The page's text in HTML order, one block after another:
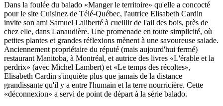
Dans la foulée du balado «Manger le territoire» qu'elle a concocté
pour le site Cuisinez de Télé-Québec, l'autrice Elisabeth Cardin
invite son ami Samuel Laliberté à cueillir de l'ail des bois, près de
chez elle, dans Lanaudière. Une promenade en toute simplicité, où
petites plantes et grandes réflexions mènent à une savoureuse salade.
Anciennement propriétaire du réputé (mais aujourd'hui fermé)
restaurant Manitoba, à Montréal, et autrice des livres «L'érable et la
perdrix» (avec Michel Lambert) et «Le temps des récoltes»,
Elisabeth Cardin s'inquiète plus que jamais de la distance
grandissante qu'il y a entre l'humain et la terre nourricière. Cette
«déconnexion» a servi de point de départ à la série balado.